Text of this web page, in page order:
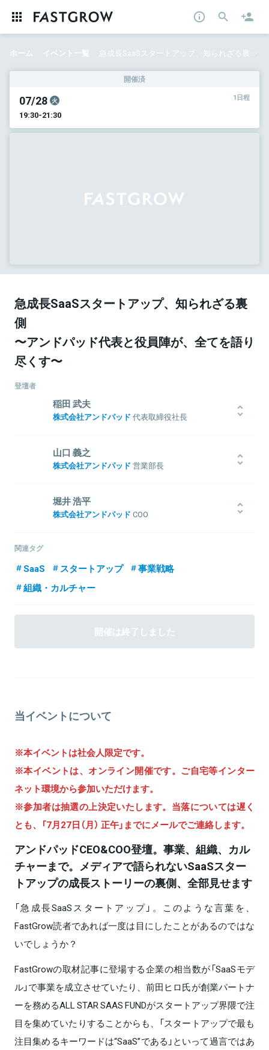
ホーム イベント一覧 急成長SaaSスタートアップ、知られざる裏側 〜アンドパッド代表と役員陣が、全てを語り尽くす〜
開催済
07/28 火
19:30-21:30
1日程
急成長SaaSスタートアップ、知られざる裏
側
〜アンドパッド代表と役員陣が、全てを語り
尽くす〜
登壇者
稲田 武夫
株式会社アンドパッド 代表取締役社長
業開発に従事。2014年アンドパッド（旧：オクト）設立、「現場監督や
職人さんの働くを幸せにしたい」という思いで、建築・ 建設現場の施
工管理アプリANDPADを開発。スマートフォンを中心に、2020年6
の施工管理アプリに成長。全国の新築・リフォーム・商業建築など
の施工現場のIT化に日々向き合っている。2020年Forbes JAPANの
「日本の起業家ランキング2020」に選出。
関連情報をみる
山口 義之
株式会社アンドパッド 営業部長
介・求人広告の営業を担当。中部エリア責任者、地方拠点（札幌/仙
台/横浜/岡山/広島/福岡）の責任者、首都圏法人組織の責任者、RPO
サービスやアライアンス責任者を歴任し、最大700名の組織マネジメ
堀井 浩平
株式会社アンドパッド COO
ジョインし、10年間で顧客と直接向き合う営業/営業マネージャー、
企画/事業企画の責任者、新規事業としてコーポレートベンチャーキ
ャピタルの立ち上げや創業社長の傍で社長室長などを経験。その
後、2013年3月ラクスル参画、10月取締役就任。2015年11月アンド
関連タグ
SaaS スタートアップ
事業戦略
組織・カルチャー
開催は終了しました
当イベントについて
※本イベントは社会人限定です。
※本イベントは、オンライン開催です。ご自宅等インター
ネット環境から参加いただけます。
※参加者は抽選の上決定いたします。当落については遅く
とも、「7月27日（月） 正午」までにメールでご連絡します。
アンドパッドCEO&COO登壇。事業、組織、カル
チャーまで。メディアで語られないSaaSスター
トアップの成長ストーリーの裏側、全部見せます
「急成長SaaSスタートアップ」。このような言葉を、
FastGrow読者であれば一度は目にしたことがあるのではな
いでしょうか？
FastGrowの取材記事に登場する企業の相当数が「SaaSモデ
ル」で事業を成立させていたり、前田ヒロ氏が創業パートナ
ーを務めるALL STAR SAAS FUNDがスタートアップ界隈で注
目を集めていたりすることからも、「スタートアップで最も
注目集めるキーワードは“SaaS”である」といって過言ではあ